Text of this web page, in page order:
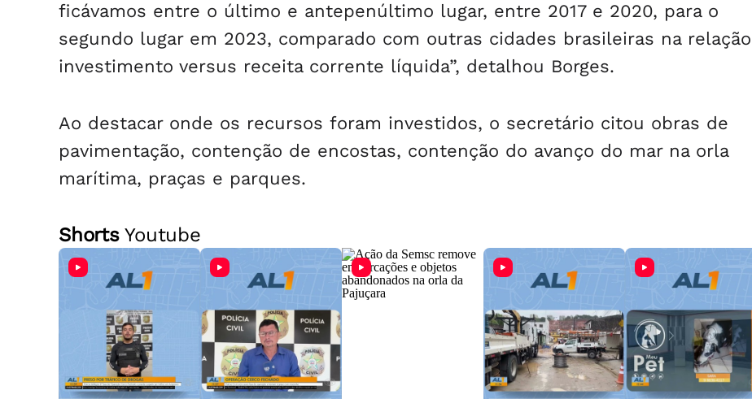
ficávamos entre o último e antepenúltimo lugar, entre 2017 e 2020, para o
segundo lugar em 2023, comparado com outras cidades brasileiras na relação
investimento versus receita corrente líquida”, detalhou Borges.
Ao destacar onde os recursos foram investidos, o secretário citou obras de
pavimentação, contenção de encostas, contenção do avanço do mar na orla
marítima, praças e parques.
ShortsYoutube